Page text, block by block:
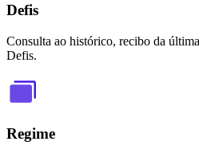
Defis
Consulta ao histórico, recibo da
Defis.
Regime